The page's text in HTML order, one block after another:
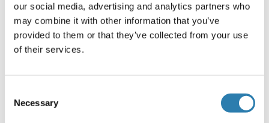
our social media, advertising and analytics partners who
may combine it with other information that you’ve
provided to them or that they’ve collected from your use
of their services.
Selection
Necessary
Liquid
Concentration
PBS, no preservatives added